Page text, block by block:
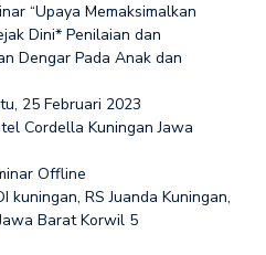
“Upaya Memaksimalkan
Dini* Penilaian dan
Dengar Pada Anak dan
25 Februari 2023
Cordella Kuningan Jawa
Offline
kuningan, RS Juanda Kuningan,
Barat Korwil 5